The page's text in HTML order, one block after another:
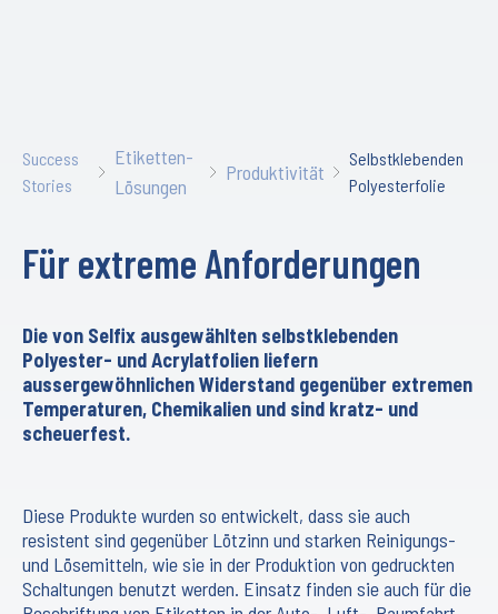
Success
Stories
Etiketten-
Lösungen
Produktivität
Selbstklebenden
Polyesterfolie
Für extreme Anforderungen
Die von Selfix ausgewählten selbstklebenden
Polyester- und Acrylatfolien liefern
aussergewöhnlichen Widerstand gegenüber extremen
Temperaturen, Chemikalien und sind kratz- und
scheuerfest.
Diese Produkte wurden so entwickelt, dass sie auch
resistent sind gegenüber Lötzinn und starken Reinigungs-
und Lösemitteln, wie sie in der Produktion von gedruckten
Schaltungen benutzt werden. Einsatz finden sie auch für die